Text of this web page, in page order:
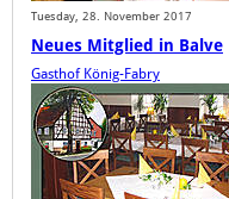
Tuesday, 28. November 2017
Neues Mitglied in Balve
Gasthof König-Fabry